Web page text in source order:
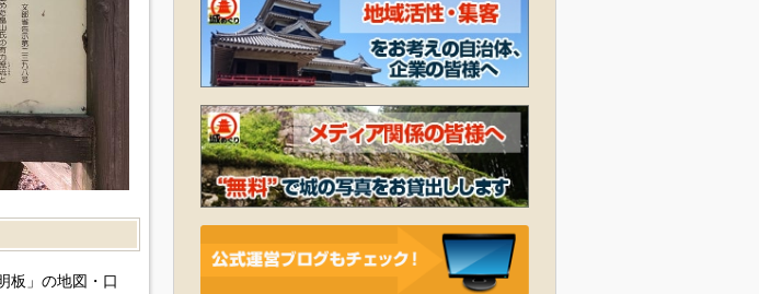
板」の地図・口